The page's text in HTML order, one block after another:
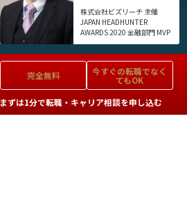
株式会社ビズリーチ 主催
JAPAN HEADHUNTER
AWARDS 2020 金融部門 MVP
完全無料 今すぐの転職でなく
てもOK
まずは1分で転職・キャリア相談を申し込む